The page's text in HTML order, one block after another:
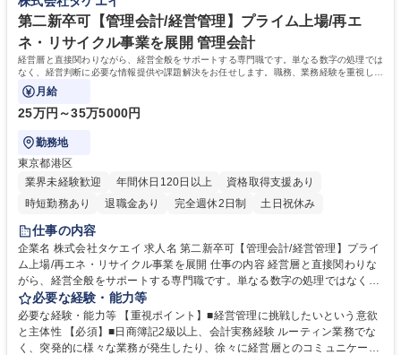
の事業企画】★プライム上場×未経験★⇒意欲重視です
で、非常に社会意義性の高いポジションであるところです。 【入社後の流
れ】【1】最初の1週間は研修ビデオを見たりセミナーで知識を装着【2】
1か月程度から簡単な業務をお任せ【3】独り立ち 学歴・資格 学歴：大学
院 大学 高専 短大 専修学校 高校 語学力： 資格：
第二新卒可【管理会計/経営管理】プライム上場/再エ
ネ・リサイクル事業を展開 管理会計
経営層と直接関わりながら、経営全般をサポートする専門職です。単なる数字の処理では
なく、経営判断に必要な情報提供や課題解決をお任せします。職務、業務経験を重視しま
す。
月給
25万円～35万5000円
勤務地
東京都港区
業界未経験歓迎
年間休日120日以上
資格取得支援あり
時短勤務あり
退職金あり 完全週休2日制 土日祝休み
仕事の内容
企業名 株式会社タケエイ 求人名 第二新卒可【管理会計/経営管理】プライ
ム上場/再エネ・リサイクル事業を展開 仕事の内容 経営層と直接関わりな
がら、経営全般をサポートする専門職です。単なる数字の処理ではなく、
経営判断に必要な情報提供や課題解決をお任せします。職務、業務経験を
重視します。 ■中期経営計画の策定、進捗管理■年次予算策定、予算実績
差異分析 ■経営課題の発見及び改善提案、遂行フォロー等（PDCA実践）
■KPIデータ収集、KPI進捗に基づく当期の着地見込み算出 ■その他会社行
必要な経験・能力等
必要な経験・能力等 【重視ポイント】■経営管理に挑戦したいという意欲
と主体性 【必須】■日商簿記2級以上、会計実務経験 ルーティン業務でな
く、突発的に様々な業務が発生したり、徐々に経営層とのコミュニケーシ